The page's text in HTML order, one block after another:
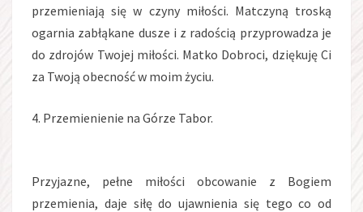
przemieniają się w czyny miłości. Matczyną troską
ogarnia zabłąkane dusze i z radością przyprowadza je
do zdrojów Twojej miłości. Matko Dobroci, dziękuję Ci
za Twoją obecność w moim życiu.
4. Przemienienie na Górze Tabor.
Przyjazne, pełne miłości obcowanie z Bogiem
przemienia, daje siłę do ujawnienia się tego co od